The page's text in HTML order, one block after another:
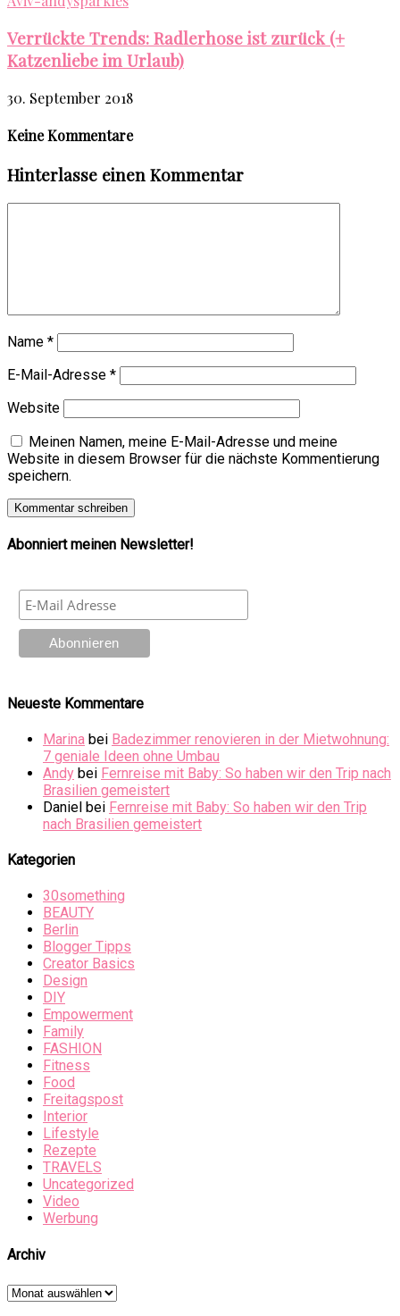
Verrückte Trends: Radlerhose ist zurück (+
Katzenliebe im Urlaub)
30. September 2018
Keine Kommentare
Hinterlasse einen Kommentar
Name *
E-Mail-Adresse *
Website
Meinen Namen, meine E-Mail-Adresse und meine
Website in diesem Browser für die nächste Kommentierung
speichern.
Abonniert meinen Newsletter!
Neueste Kommentare
Marina bei Badezimmer renovieren in der Mietwohnung:
7 geniale Ideen ohne Umbau
Andy bei Fernreise mit Baby: So haben wir den Trip nach
Brasilien gemeistert
Daniel bei Fernreise mit Baby: So haben wir den Trip
nach Brasilien gemeistert
Kategorien
30something
BEAUTY
Berlin
Blogger Tipps
Creator Basics
Design
DIY
Empowerment
Family
FASHION
Fitness
Food
Freitagspost
Interior
Lifestyle
Rezepte
TRAVELS
Uncategorized
Video
Werbung
Archiv
Archiv